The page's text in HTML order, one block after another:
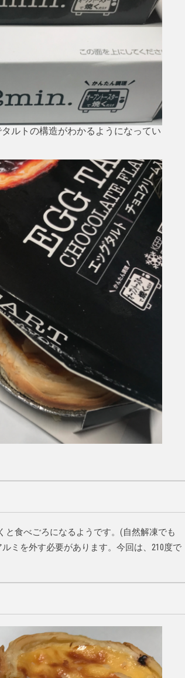
ルトの構造がわかるようになってい
と食べごろになるようです。(自然解凍でも
ミを外す必要があります。今回は、210度で